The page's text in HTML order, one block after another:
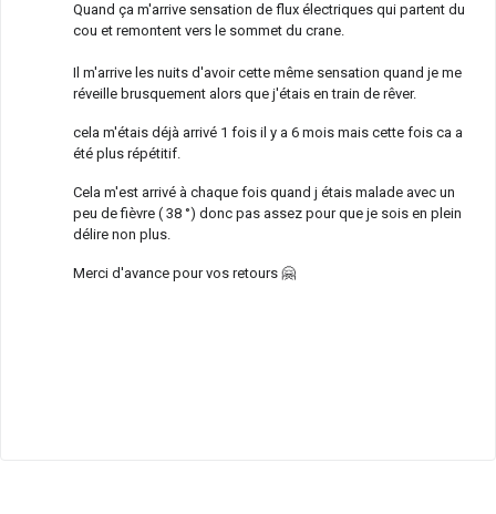
Quand ça m'arrive sensation de flux électriques qui partent du
cou et remontent vers le sommet du crane.
Il m'arrive les nuits d'avoir cette même sensation quand je me
réveille brusquement alors que j'étais en train de rêver.
cela m'étais déjà arrivé 1 fois il y a 6 mois mais cette fois ca a
été plus répétitif.
Cela m'est arrivé à chaque fois quand j étais malade avec un
peu de fièvre ( 38 °) donc pas assez pour que je sois en plein
délire non plus.
Merci d'avance pour vos retours 🤗